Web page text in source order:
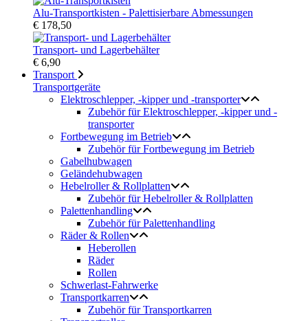
Alu-Transportkisten - Palettisierbare Abmessungen
€ 178,50
Transport- und Lagerbehälter
€ 6,90
Transport
Transportgeräte
Elektroschlepper, -kipper und -transporter
Zubehör für Elektroschlepper, -kipper und -
transporter
Fortbewegung im Betrieb
Zubehör für Fortbewegung im Betrieb
Gabelhubwagen
Geländehubwagen
Hebelroller & Rollplatten
Zubehör für Hebelroller & Rollplatten
Palettenhandling
Zubehör für Palettenhandling
Räder & Rollen
Heberollen
Räder
Rollen
Schwerlast-Fahrwerke
Transportkarren
Zubehör für Transportkarren